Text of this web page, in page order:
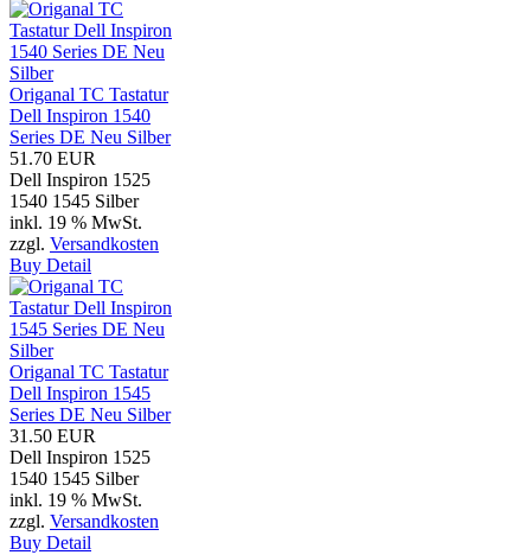
Origanal TC Tastatur
Dell Inspiron 1540
Series DE Neu Silber
51.70 EUR
Dell Inspiron 1525
1540 1545 Silber
inkl. 19 % MwSt.
zzgl. Versandkosten
Buy Detail
Origanal TC Tastatur
Dell Inspiron 1545
Series DE Neu Silber
31.50 EUR
Dell Inspiron 1525
1540 1545 Silber
inkl. 19 % MwSt.
zzgl. Versandkosten
Buy Detail